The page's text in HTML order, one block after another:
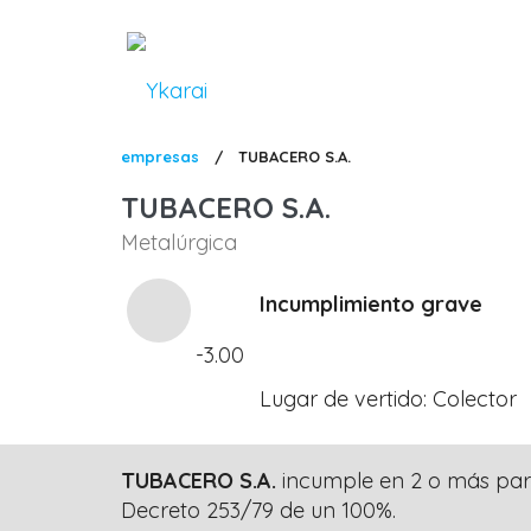
Sobrescribir
enlaces
de
a
la
navegación
empresas / TUBACERO S.A.
TUBACERO S.A.
Metalúrgica
Incumplimiento grave
-3.00
Lugar de vertido Colector
TUBACERO S.A. incumple en 2 o más
Decreto 253/79 de un 100%.